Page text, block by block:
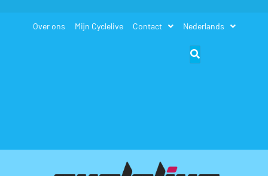
Over ons Mijn Cyclelive Contact Nederlands